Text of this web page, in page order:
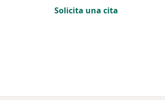
En líneaSolicita una cita